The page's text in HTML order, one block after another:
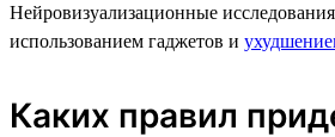
Нейровизуализационные
использованием гаджетов и
Каких правил